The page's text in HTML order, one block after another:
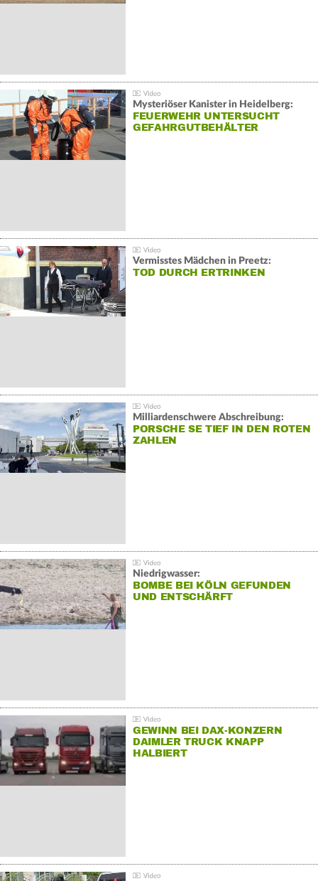
Mysteriöser Kanister in Heidelberg:
FEUERWEHR UNTERSUCHT
GEFAHRGUTBEHÄLTER
Vermisstes Mädchen in Preetz:
TOD DURCH ERTRINKEN
Milliardenschwere Abschreibung:
PORSCHE SE TIEF IN DEN ROTEN
ZAHLEN
Niedrigwasser:
BOMBE BEI KÖLN GEFUNDEN
UND ENTSCHÄRFT
GEWINN BEI DAX-KONZERN
DAIMLER TRUCK KNAPP
HALBIERT